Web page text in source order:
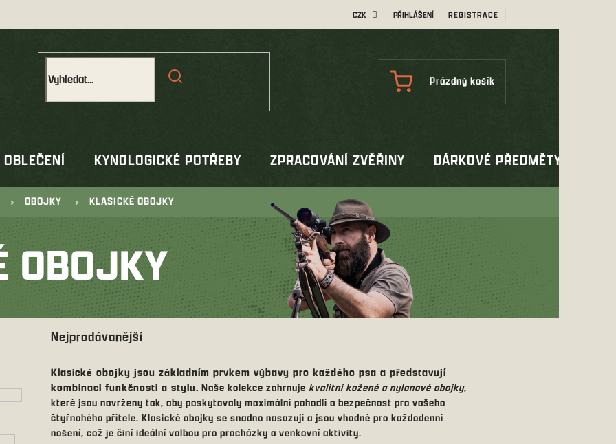
CZK PŘIHLÁŠENÍ REGISTRACE
NÁKUPNÍ
Prázdný košík
OBLEČENÍ KYNOLOGICKÉ POTŘEBY ZPRACOVÁNÍ ZVĚŘINY DÁRKOVÉ PŘEDMĚTY
OBOJKY KLASICKÉ OBOJKY
OBOJKY
Nejprodávanější
Klasické obojky jsou základním prvkem výbavy pro každého psa a představují
kombinaci funkčnosti a stylu. Naše kolekce zahrnuje kvalitní kožené a nylonové obojky,
které jsou navrženy tak, aby poskytovaly maximální pohodlí a bezpečnost pro vašeho
čtyřnohého přítele. Klasické obojky se snadno nasazují a jsou vhodné pro každodenní
nošení, což je činí ideální volbou pro procházky a venkovní aktivity.